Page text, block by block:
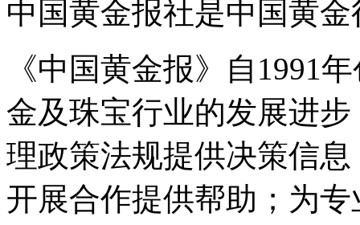
中国黄金报社是中国黄
《中国黄金报》自1991
金及珠宝行业的发展进
理政策法规提供决策信
开展合作提供帮助；为